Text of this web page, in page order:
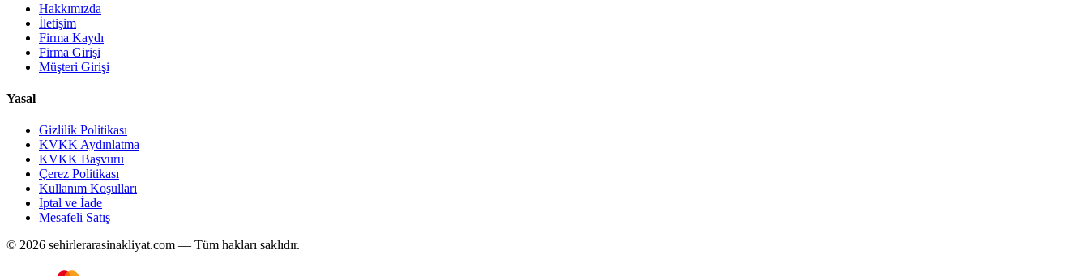
Hakkımızda
İletişim
Firma Kaydı
Firma Girişi
Müşteri Girişi
Yasal
Gizlilik Politikası
KVKK Aydınlatma
KVKK Başvuru
Çerez Politikası
Kullanım Koşulları
İptal ve İade
Mesafeli Satış
© 2026 sehirlerarasinakliyat.com — Tüm hakları saklıdır.